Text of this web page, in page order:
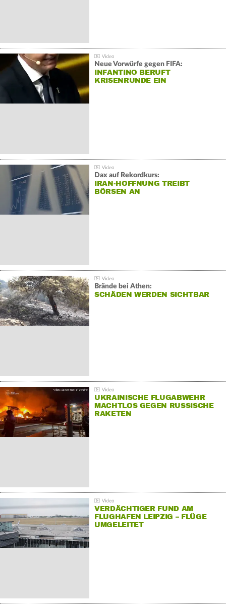
Neue Vorwürfe gegen FIFA:
INFANTINO BERUFT
KRISENRUNDE EIN
Dax auf Rekordkurs:
IRAN-HOFFNUNG TREIBT
BÖRSEN AN
Brände bei Athen:
SCHÄDEN WERDEN SICHTBAR
UKRAINISCHE FLUGABWEHR
MACHTLOS GEGEN RUSSISCHE
RAKETEN
VERDÄCHTIGER FUND AM
FLUGHAFEN LEIPZIG – FLÜGE
UMGELEITET